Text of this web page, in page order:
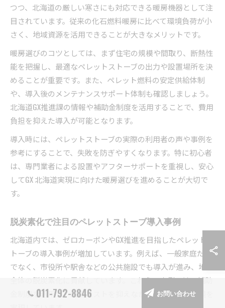
つつ、北海道の厳しい寒さにも対応できる暖房機器として注
目されています。従来の化石燃料暖房に比べて環境負荷が小
さく、地域資源を活用できることが大きなメリットです。
暖房選びのコツとしては、まず住宅の規模や間取り、断熱性
能を把握し、最適なペレットストーブの出力や設置場所を決
めることが重要です。また、ペレット燃料の安定供給体制
や、導入後のメンテナンスサポート体制も確認しましょう。
北海道GX推進課の情報や補助金制度を活用することで、費用
負担を抑えた導入が可能となります。
導入時には、ペレットストーブの実際の利用者の声や事例を
参考にすることで、失敗を防ぎやすくなります。特に初心者
は、専門業者による設置やアフターサポートを重視し、安心
してGX 北海道実現に向けた暖房選びを進めることが大切で
す。
脱炭素化で注目のペレットストーブ導入事例
北海道内では、ゼロカーボンやGX推進を目指したペレットス
トーブの導入事例が増加しています。例えば、一般家庭だけ
でなく、市役所や駅舎などの公共施設でも導入が進み、地域
全体の脱炭素化に貢献しています。これらの事例では、補助
金制度を活用し、設置コストを抑えながら快適な暖房環境を
011-792-8846 お問い合わせ